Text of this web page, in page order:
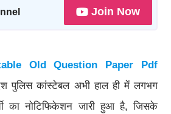
Join Now
Old Question Paper Pdf
पुलिस कांस्टेबल अभी हाल ही में लगभग
का नोटिफिकेशन जारी हुआ है, जिसके